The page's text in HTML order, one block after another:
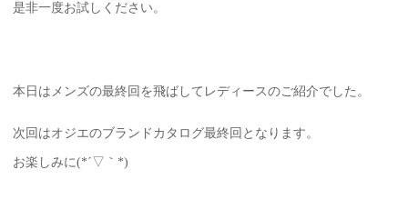
是非一度お試しください。
本日はメンズの最終回を飛ばしてレディースのご紹介でした。
次回はオジエのブランドカタログ最終回となります。
お楽しみに(*´▽｀*)